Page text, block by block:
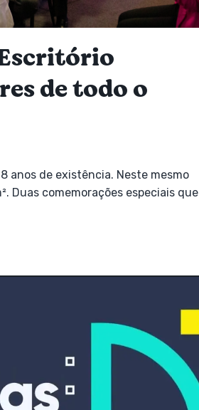
de todo o
anos de existência. Neste mesmo
Duas comemorações especiais que